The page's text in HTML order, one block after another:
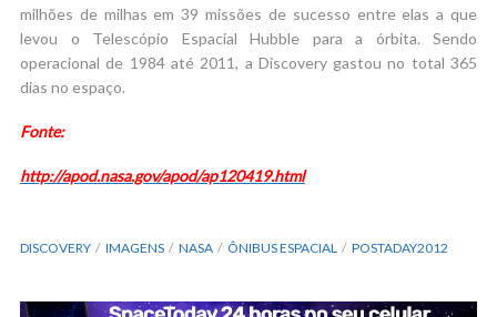
milhões de milhas em 39 missões de sucesso entre elas a que
levou o Telescópio Espacial Hubble para a órbita. Sendo
operacional de 1984 até 2011, a Discovery gastou no total 365
dias no espaço.
Fonte:
http://apod.nasa.gov/apod/ap120419.html
DISCOVERY IMAGENS NASA ÔNIBUS ESPACIAL POSTADAY2012